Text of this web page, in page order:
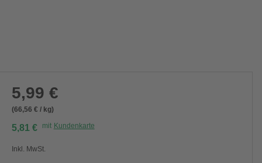
5,99 €
(66,56 € / kg)
5,81 € mit Kundenkarte
Inkl. MwSt.